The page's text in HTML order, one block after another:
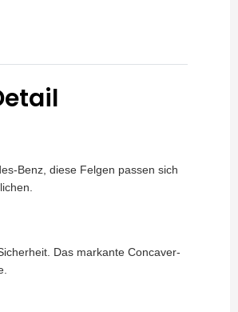
Benz, diese Felgen passen sich
Das markante Concaver-